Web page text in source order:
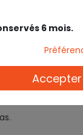
6 mois.